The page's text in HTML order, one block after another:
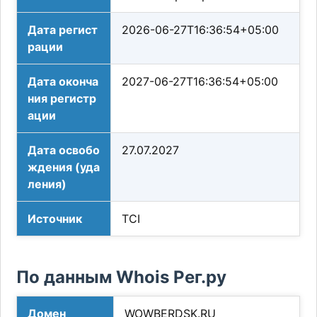
Дата регист
рации
2026-06-27T16:36:54+05:00
Дата оконча
ния регистр
ации
2027-06-27T16:36:54+05:00
Дата освобо
ждения (уда
ления)
27.07.2027
Источник TCI
По данным Whois Рег.ру
Домен WOWBERDSK.RU